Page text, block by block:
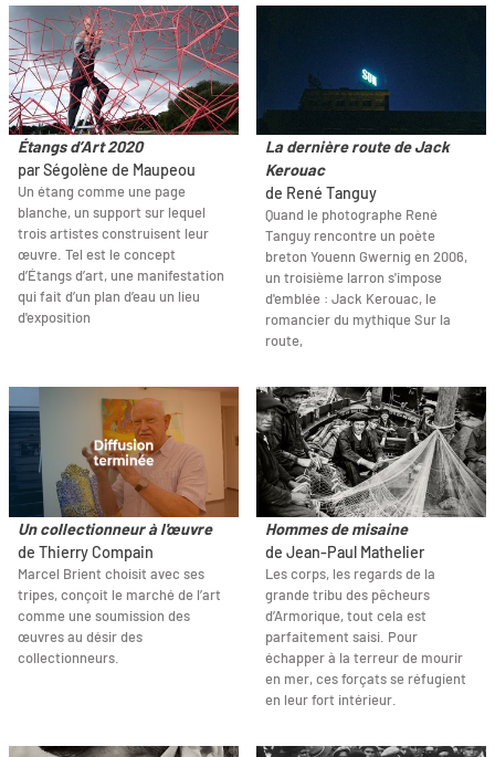
Étangs d’Art 2020
par Ségolène de Maupeou
Un étang comme une page
blanche, un support sur lequel
trois artistes construisent leur
œuvre. Tel est le concept
d’Étangs d’art, une manifestation
qui fait d’un plan d’eau un lieu
d'exposition
La dernière route de Jack
Kerouac
de René Tanguy
Quand le photographe René
Tanguy rencontre un poète
breton Youenn Gwernig en 2006,
un troisième larron s'impose
d'emblée : Jack Kerouac, le
romancier du mythique Sur la
route,
Un collectionneur à l'œuvre
de Thierry Compain
Marcel Brient choisit avec ses
tripes, conçoit le marché de l’art
comme une soumission des
œuvres au désir des
collectionneurs.
Hommes de misaine
de Jean-Paul Mathelier
Les corps, les regards de la
grande tribu des pêcheurs
d’Armorique, tout cela est
parfaitement saisi. Pour
échapper à la terreur de mourir
en mer, ces forçats se réfugient
en leur fort intérieur.